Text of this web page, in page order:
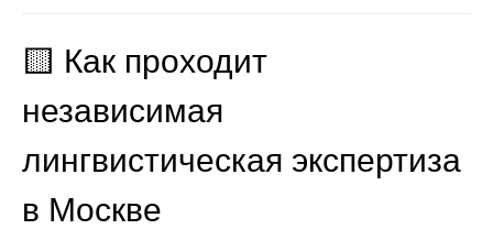
🟨 Как проходит
независимая
лингвистическая экспертиза
в Москве